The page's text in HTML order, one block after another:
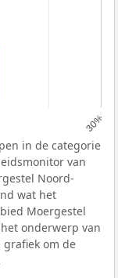
30%
in de categorie
van
Noord-
wat het
Moergestel
onderwerp van
om de